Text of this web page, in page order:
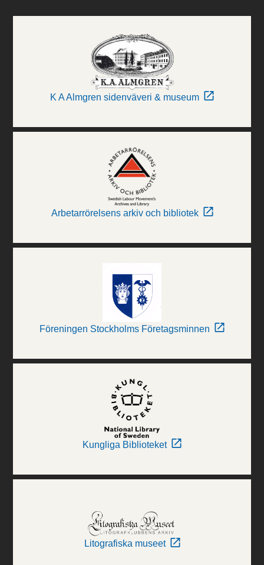
K A Almgren sidenväveri & museum
Arbetarrörelsens arkiv och bibliotek
Föreningen Stockholms Företagsminnen
Kungliga Biblioteket
Litografiska museet